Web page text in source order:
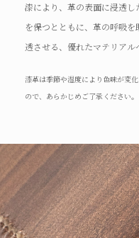
漆により、革の表面に浸透
を保つとともに、革の呼吸
透させる、優れたマテリアル
漆革は季節や湿度により色味が変
ので、あらかじめご了承ください。